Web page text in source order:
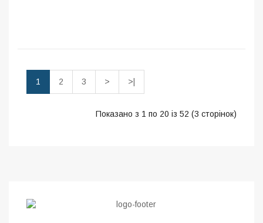
1 2 3 > >|
Показано з 1 по 20 із 52 (3 сторінок)